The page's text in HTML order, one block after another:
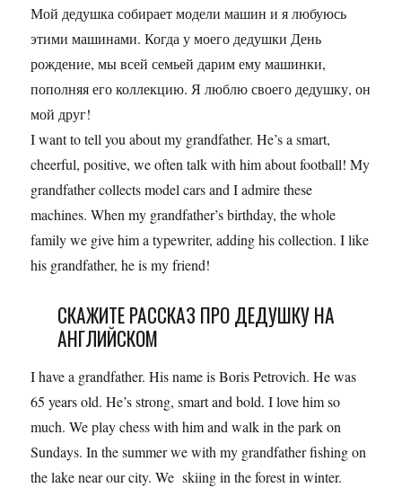
Мой дедушка собирает модели машин и я любуюсь
этими машинами. Когда у моего дедушки День
рождение, мы всей семьей дарим ему машинки,
пополняя его коллекцию. Я люблю своего дедушку, он
мой друг!
I want to tell you about my grandfather. He’s a smart,
cheerful, positive, we often talk with him about football! My
grandfather collects model cars and I admire these
machines. When my grandfather’s birthday, the whole
family we give him a typewriter, adding his collection. I like
his grandfather, he is my friend!
СКАЖИТЕ РАССКАЗ ПРО ДЕДУШКУ НА
АНГЛИЙСКОМ
I have a grandfather. His name is Boris Petrovich. He was
65 years old. He’s strong, smart and bold. I love him so
much. We play chess with him and walk in the park on
Sundays. In the summer we with my grandfather fishing on
the lake near our city. We skiing in the forest in winter.